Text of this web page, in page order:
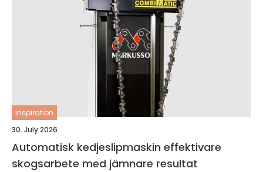
inspiration
30. July 2026
Automatisk kedjeslipmaskin effektivare
skogsarbete med jämnare resultat